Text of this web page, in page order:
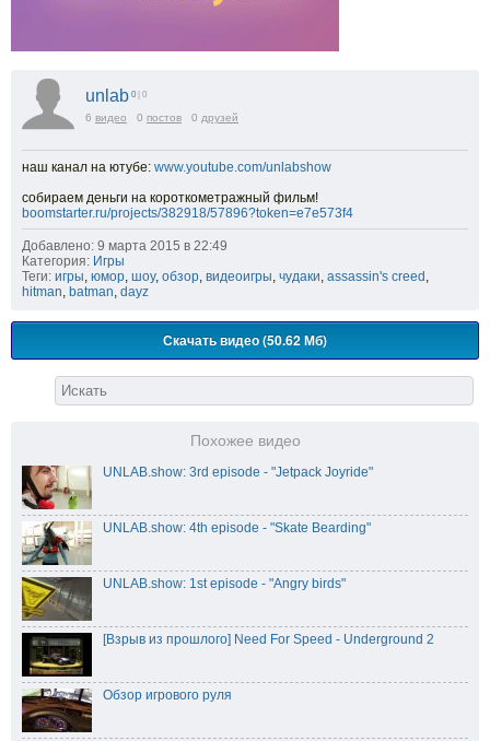
unlab 0 | 0
6 видео 0 постов 0 друзей
наш канал на ютубе: www.youtube.com/unlabshow
собираем деньги на короткометражный фильм!
boomstarter.ru/projects/382918/57896?token=e7e573f4
Добавлено: 9 марта 2015 в 22:49
Категория: Игры
Теги: игры, юмор, шоу, обзор, видеоигры, чудаки, assassin's creed ,
hitman, batman, dayz
Скачать видео (50.62 Мб)
Похожее видео
UNLAB.show: 3rd episode - "Jetpack Joyride"
UNLAB.show: 4th episode - "Skate Bearding"
UNLAB.show: 1st episode - "Angry birds"
[Взрыв из прошлого] Need For Speed - Underground 2
Обзор игрового руля